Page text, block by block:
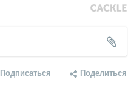
Подписаться Поделиться